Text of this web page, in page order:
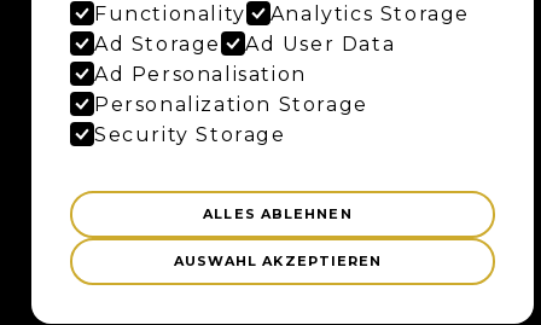
BERN
Maybaum AG
Uferweg 15
3013 Bern
ZÜRICH
Maybaum AG
Functionality
Analytics Storage
Ad Storage
Ad User Data
Ad Personalisation
Personalization Storage
Security Storage
ALLES ABLEHNEN
AUSWAHL AKZEPTIEREN